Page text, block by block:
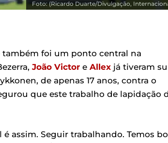
Foto: (Ricardo Duarte/Divulgação,
também foi um ponto central na
João Victor e Allex já tiveram
de apenas 17 anos, contra o
que este trabalho de lapidação
assim. Seguir trabalhando. Temos